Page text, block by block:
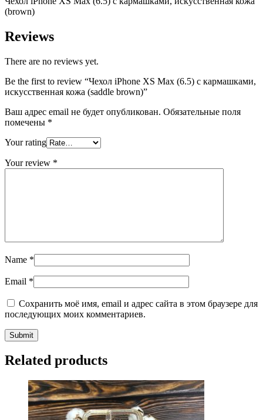
quantity
(brown)
Reviews
There are no reviews yet.
Be the first to review “Чехол iPhone XS Max (6.5) с кармашками,
искусственная кожа (saddle brown)”
Ваш адрес email не будет опубликован. Обязательные поля
помечены *
Your rating
Your review *
Name *
Email *
Сохранить моё имя, email и адрес сайта в этом браузере для
последующих моих комментариев.
Related products